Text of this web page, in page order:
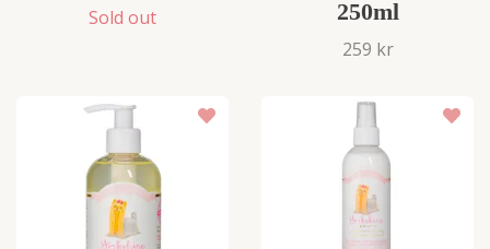
Sold out
250ml
259 kr